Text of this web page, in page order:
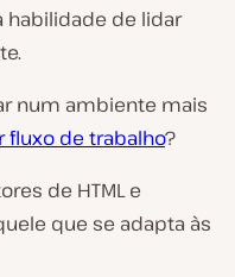
habilidade de lidar
num ambiente mais
fluxo de trabalho?
de HTML e
que se adapta às